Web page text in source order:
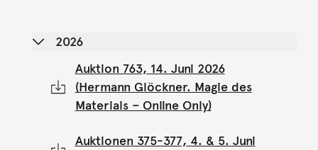
2026
Auktion 763, 14. Juni 2026
(Hermann Glöckner. Magie des
Materials – Online Only)
Auktionen 375-377, 4. & 5. Juni